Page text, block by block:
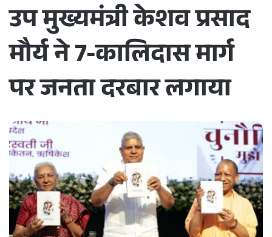
उप मुख्यमंत्री केशव प्रसाद
मौर्य ने 7-कालिदास मार्ग
पर जनता दरबार लगाया